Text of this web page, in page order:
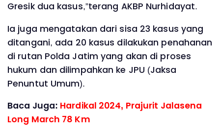
Gresik dua kasus,”terang AKBP Nurhidayat.
Ia juga mengatakan dari sisa 23 kasus yang
ditangani, ada 20 kasus dilakukan penahanan
di rutan Polda Jatim yang akan di proses
hukum dan dilimpahkan ke JPU (Jaksa
Penuntut Umum).
Baca Juga: Hardikal 2024, Prajurit Jalasena
Long March 78 Km